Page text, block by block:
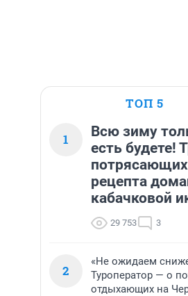
ТОП 5
1
Всю зиму
есть будете!
потрясающих
рецепта
кабачковой
29 753 3
2
«Не ожидаем
Туроператор — о
отдыхающих на